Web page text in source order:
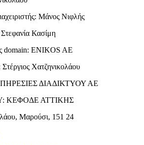
Μάνος Νιφλής
Στεφανία Κασίμη
domain: ENIKOS AE
Στέργιος Χατζηνικολάου
ΔΙΑΔΙΚΤΥΟΥ ΑΕ
ΚΕΦΟΔΕ ΑΤΤΙΚΗΣ
Μαρούσι, 151 24